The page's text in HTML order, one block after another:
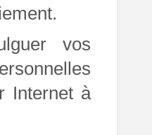
vos
Internet à